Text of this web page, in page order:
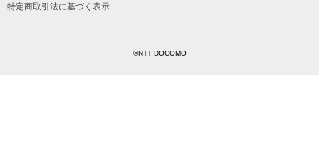
特定商取引法に基づく表示
©NTT DOCOMO